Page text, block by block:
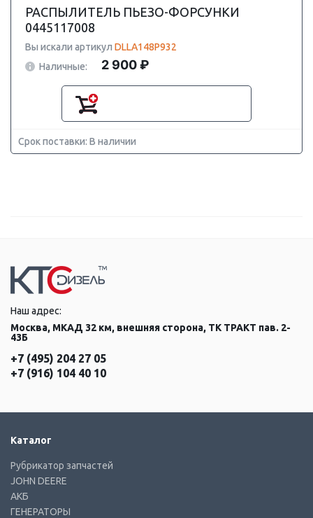
РАСПЫЛИТЕЛЬ ПЬЕЗО-ФОРСУНКИ
0445117008
Вы искали артикул DLLA148P932
Наличные:
2 900 ₽
Срок поставки: В наличии
Наш адрес:
Москва, МКАД 32 км, внешняя сторона, ТК ТРАКТ пав. 2-
43Б
+7 (495) 204 27 05
+7 (916) 104 40 10
Каталог
Рубрикатор запчастей
JOHN DEERE
АКБ
ГЕНЕРАТОРЫ